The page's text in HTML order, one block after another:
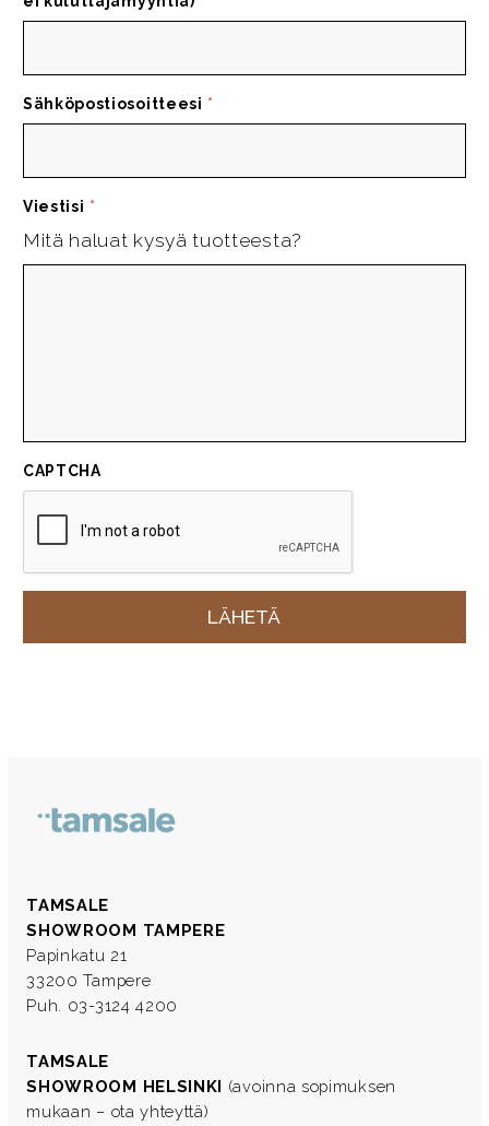
Sähköpostiosoitteesi *
Viestisi *
Mitä haluat kysyä tuotteesta?
CAPTCHA
TAMSALE
SHOWROOM TAMPERE
Papinkatu 21
33200 Tampere
Puh. 03-3124 4200
TAMSALE
SHOWROOM HELSINKI (avoinna sopimuksen
mukaan – ota yhteyttä)